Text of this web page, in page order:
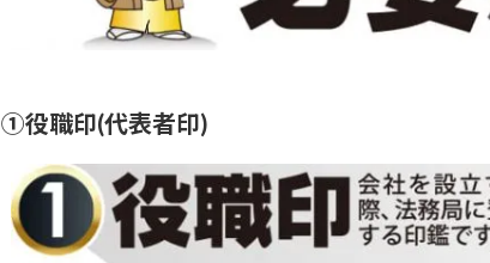
①役職印(代表者印)